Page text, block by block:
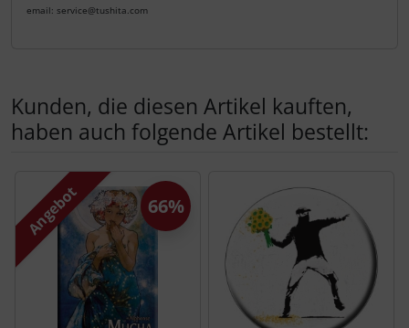
email: service@tushita.com
Kunden, die diesen Artikel kauften,
haben auch folgende Artikel bestellt:
Es folgt ein Produktslider - navigieren Sie mit der Tab-
Angebot 66%